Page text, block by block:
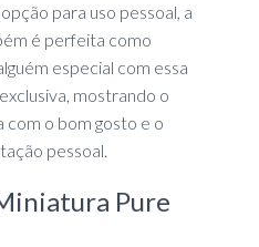
para uso pessoal, a
é perfeita como
especial com essa
mostrando o
o bom gosto e o
pessoal.
Pure